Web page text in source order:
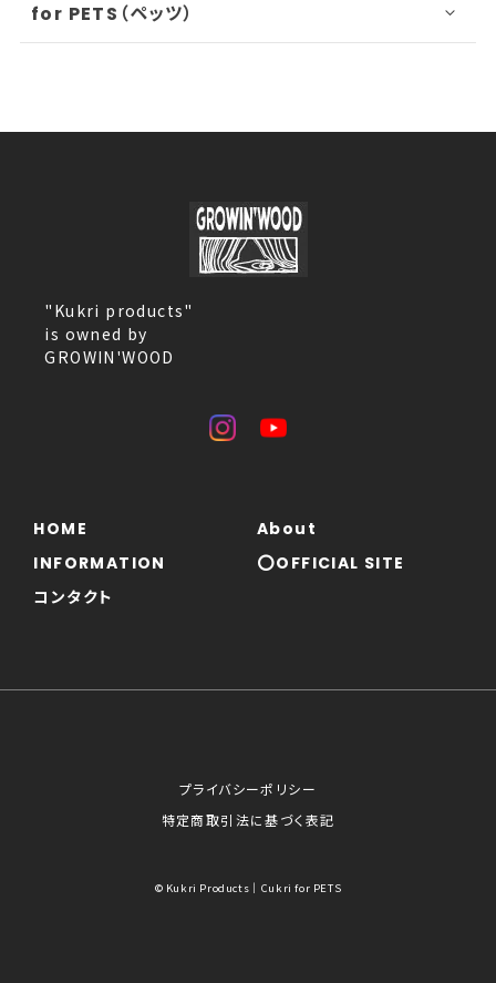
for PETS（ペッツ）
"Kukri products"
is owned by
GROWIN'WOOD
HOME
About
INFORMATION
⭕OFFICIAL SITE
コンタクト
プライバシーポリシー
特定商取引法に基づく表記
© Kukri Products｜Cukri for PETS